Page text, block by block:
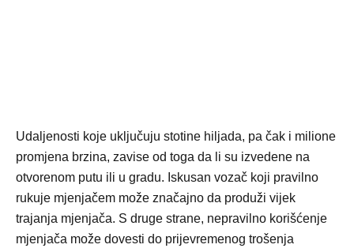
Udaljenosti koje uključuju stotine hiljada, pa čak i milione
promjena brzina, zavise od toga da li su izvedene na
otvorenom putu ili u gradu. Iskusan vozač koji pravilno
rukuje mjenjačem može značajno da produži vijek
trajanja mjenjača. S druge strane, nepravilno korišćenje
mjenjača može dovesti do prijevremenog trošenja